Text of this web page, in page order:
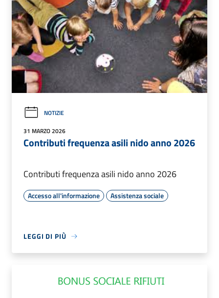
NOTIZIE
31 MARZO 2026
Contributi frequenza asili nido anno 2026
Contributi frequenza asili nido anno 2026
Accesso all'informazione Assistenza sociale
LEGGI DI PIÙ